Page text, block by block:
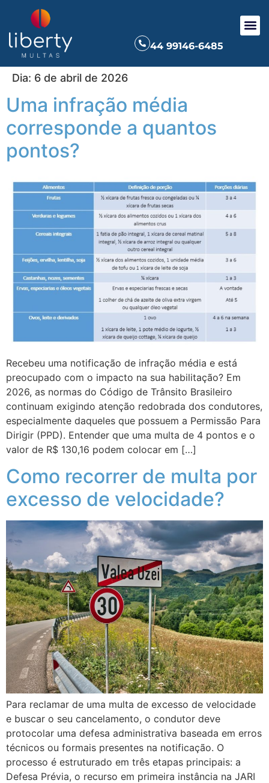
44 99146-6485
Dia: 6 de abril de 2026
Uma infração média
corresponde a quantos
pontos?
Recebeu uma notificação de infração média e está
preocupado com o impacto na sua habilitação? Em
2026, as normas do Código de Trânsito Brasileiro
continuam exigindo atenção redobrada dos condutores,
especialmente daqueles que possuem a Permissão Para
Dirigir (PPD). Entender que uma multa de 4 pontos e o
valor de R$ 130,16 podem colocar em […]
Como recorrer de multa por
excesso de velocidade?
Para reclamar de uma multa de excesso de velocidade
e buscar o seu cancelamento, o condutor deve
protocolar uma defesa administrativa baseada em erros
técnicos ou formais presentes na notificação. O
processo é estruturado em três etapas principais: a
Defesa Prévia, o recurso em primeira instância na JARI